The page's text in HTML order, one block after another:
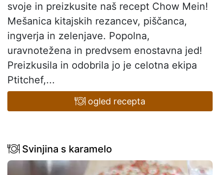
svoje in preizkusite naš recept Chow Mein!
Mešanica kitajskih rezancev, piščanca,
ingverja in zelenjave. Popolna,
uravnotežena in predvsem enostavna jed!
Preizkusila in odobrila jo je celotna ekipa
Ptitchef,...
ogled recepta
Svinjina s karamelo